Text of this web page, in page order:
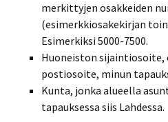
merkittyjen osakkeiden
(esimerkkiosakekirjan
Esimerkiksi 5000-7500.
Huoneiston sijaintiosoite,
postiosoite, minun
Kunta, jonka alueella
tapauksessa siis Lahdessa.